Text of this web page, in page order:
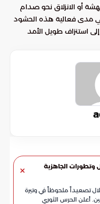
أو الانزلاق نحو صدام
في مدى فعالية هذه الحشود
استنزاف طويل الأمد
وتطورات الجاهزية
تصعيداً ملحوظاً في وتيرة
أعلن الحرس الثوري